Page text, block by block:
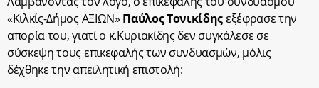
«Κιλκίς-Δήμος ΑΞΙΩΝ» Παύλος Τονικίδηςεξέφρασε την
απορία του, γιατί ο κ.Κυριακίδης δεν συγκάλεσε σε
σύσκεψη τους επικεφαλής των συνδυασμών, μόλις
δέχθηκε την απειλητική επιστολή: